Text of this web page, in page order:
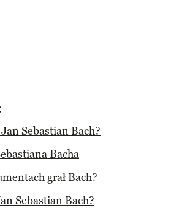
Sebastian Bach?
Bacha
grał Bach?
Sebastian Bach?